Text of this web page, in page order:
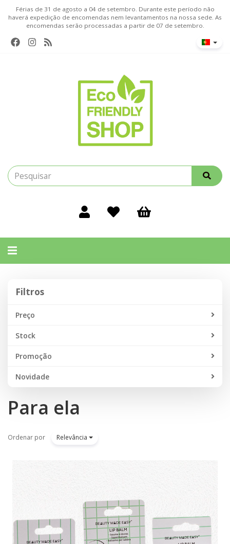
Férias de 31 de agosto a 04 de setembro. Durante este período não
haverá expedição de encomendas nem levantamentos na nossa sede. As
encomendas serão processadas a partir de 07 de setembro.
Alternar
Filtros
Preço
Stock
Promoção
Novidade
Para ela
Ordenar por Relevância